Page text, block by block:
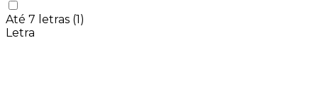
Até 7 letras (1)
Letra